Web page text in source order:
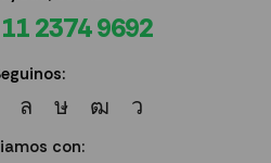
2374 9692
con: